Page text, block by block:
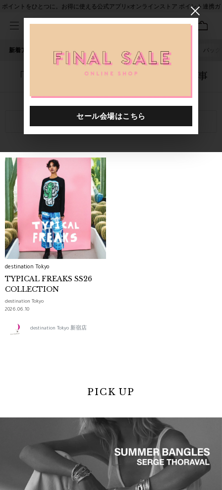
ポイントをひとつに。お得に使える公式アプリ×オンラインストア ポイント連携ガ
新着アイテム 人気ワード セール 40th限定 バッグ
「1033601.2610030.0011」に関する記事
関連キーワード
destination Tokyo
TYPICAL FREAKS SS26
COLLECTION
destination Tokyo
2026.06.10
destination Tokyo 新宿店
PICK UP